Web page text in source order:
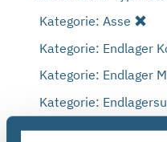
Kategorie: Asse
Kategorie: Endlager
Kategorie: Endlager
Kategorie:
Zeit: älter als 30 Tage